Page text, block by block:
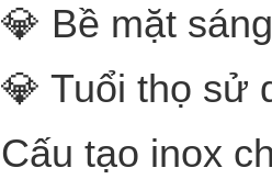
💎 Bề mặt
💎 Tuổi thọ sử
Cấu tạo inox